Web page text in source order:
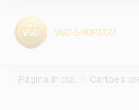
Página inicial